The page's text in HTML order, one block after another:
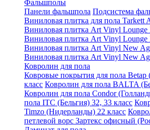
Фальшполы
Панели фальшпола Подсистема
Виниловая плитка для пола Tarkett
Виниловая плитка Art Vinyl Lounge
Виниловая плитка Art Vinyl Lounge
Виниловая плитка Art Vinyl New
Виниловая плитка Art Vinyl New
Ковролин для пола
Ковровые покрытия для пола
класс Ковролин для пола BALTA
Ковролин для пола Condor
пола ITC (Бельгия) 32, 33 класс
Timzo (Нидерланды) 22 класс
петлевой ворс Зартекс офисный